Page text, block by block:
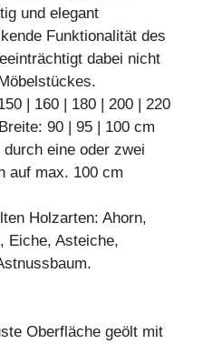
und elegant
Funktionalität des
dabei nicht
| 160 | 180 | 200 | 220
90 | 95 | 100 cm
eine oder zwei
auf max. 100 cm
Holzarten: Ahorn,
Eiche, Asteiche,
Oberfläche geölt mit